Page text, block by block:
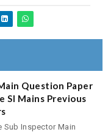
Question Paper
SI Mains Previous
Sub Inspector Main